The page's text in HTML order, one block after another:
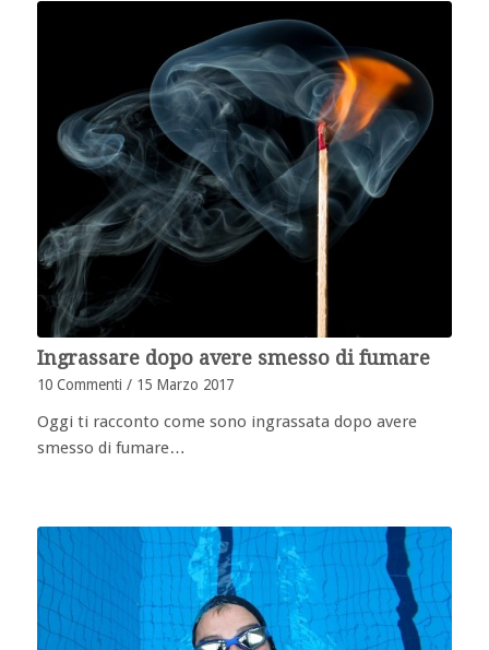
Ingrassare dopo avere smesso di fumare
10 Commenti / 15 Marzo 2017
Oggi ti racconto come sono ingrassata dopo avere
smesso di fumare…